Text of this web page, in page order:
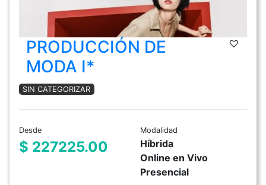
PRODUCCIÓN DE
MODA I*
SIN CATEGORIZAR
Desde
$ 227225.00
Modalidad
Híbrida
Online en Vivo
Presencial